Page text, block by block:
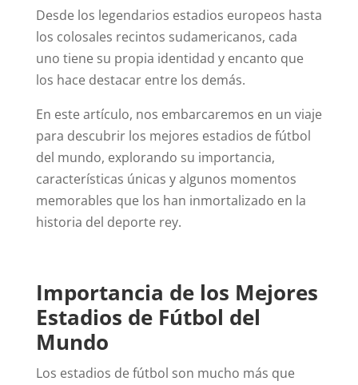
Desde los legendarios estadios europeos hasta
los colosales recintos sudamericanos, cada
uno tiene su propia identidad y encanto que
los hace destacar entre los demás.
En este artículo, nos embarcaremos en un viaje
para descubrir los mejores estadios de fútbol
del mundo, explorando su importancia,
características únicas y algunos momentos
memorables que los han inmortalizado en la
historia del deporte rey.
Importancia de los Mejores
Estadios de Fútbol del
Mundo
Los estadios de fútbol son mucho más que